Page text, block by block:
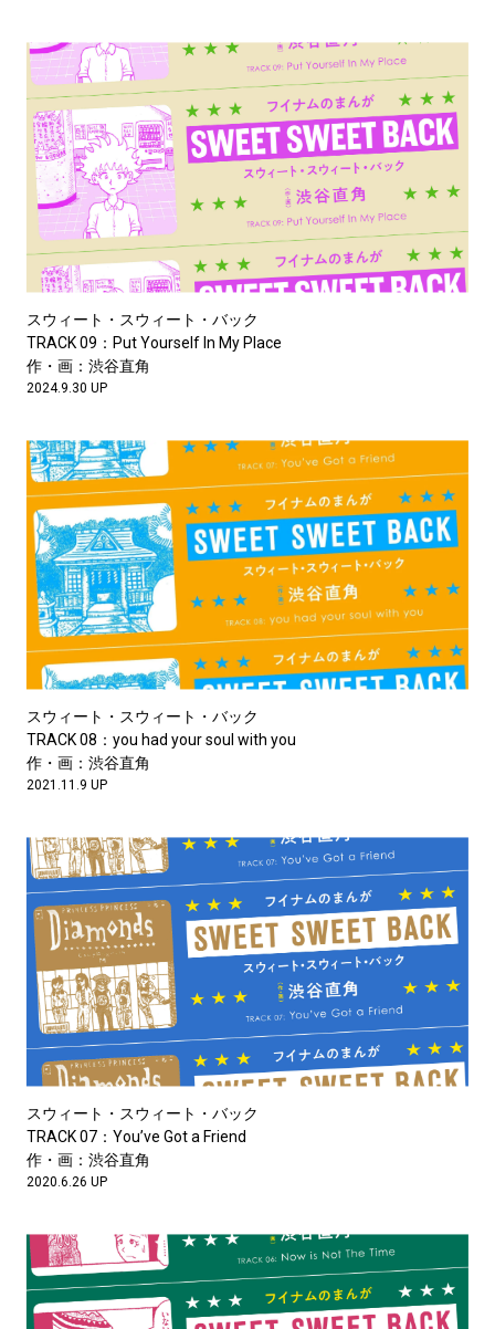
スウィート・スウィート・バック
TRACK 09：Put Yourself In My Place
作・画：渋谷直角
2024.9.30 UP
スウィート・スウィート・バック
TRACK 08：you had your soul with you
作・画：渋谷直角
2021.11.9 UP
スウィート・スウィート・バック
TRACK 07：You’ve Got a Friend
作・画：渋谷直角
2020.6.26 UP